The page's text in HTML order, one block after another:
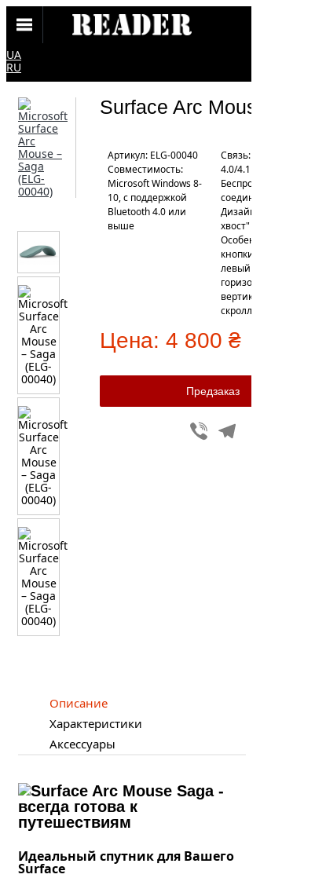
UA
RU
Surface Arc Mouse
Артикул: ELG-00040
Связь: Bluetooth
4.0/4.1
Совместимость:
Microsoft Windows 8-
10, с поддержкой
Bluetooth 4.0 или
выше
Беспроводное
соединение: 2.4 ГГц
Дизайн: "Гибкий
хвост"
Особенности: 2
кнопки, правый и
левый клик,
горизонтальный и
вертикальный
скроллинг
Цена: 4 800 ₴
Viber
Описание
Характеристики
Аксессуары
Идеальный спутник для Вашего
Surface